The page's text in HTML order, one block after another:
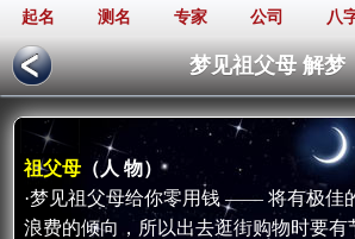
起名 测名 专家 公司 八
梦见祖父母 解梦
祖父母 （人 物）
·梦见祖父母给你零用钱 —— 将有极佳
浪费的倾向，所以出去逛街购物时要有